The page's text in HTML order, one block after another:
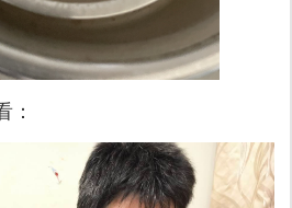
：